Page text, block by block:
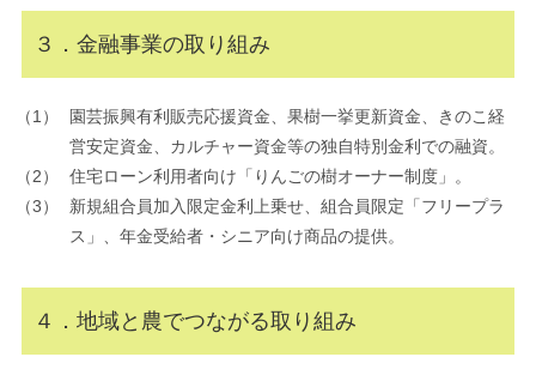
３．金融事業の取り組み
園芸振興有利販売応援資金、果樹一挙更新資金、きのこ経
営安定資金、カルチャー資金等の独自特別金利での融資。
住宅ローン利用者向け「りんごの樹オーナー制度」。
新規組合員加入限定金利上乗せ、組合員限定「フリープラ
ス」、年金受給者・シニア向け商品の提供。
４．地域と農でつながる取り組み